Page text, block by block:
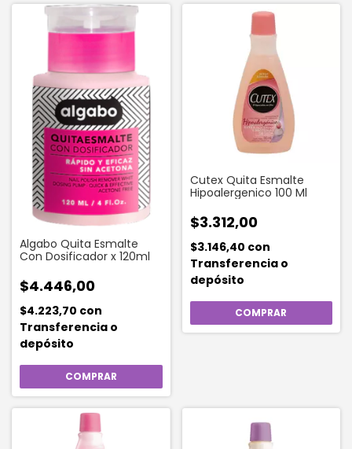
Algabo Quita Esmalte
Con Dosificador x 120ml
$4.446,00
$4.223,70 con
Transferencia o
depósito
Cutex Quita Esmalte
Hipoalergenico 100 Ml
$3.312,00
$3.146,40 con
Transferencia o
depósito